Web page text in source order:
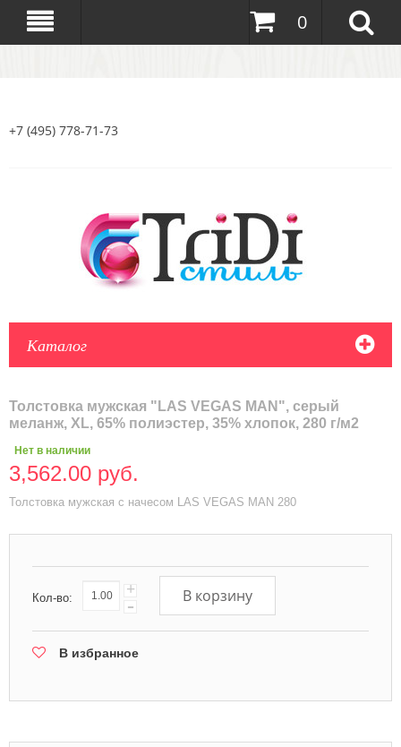
0
+7 (495) 778-71-73
Каталог
Толстовка мужская "LAS VEGAS MAN", серый
меланж, XL, 65% полиэстер, 35% хлопок, 280 г/м2
Нет в наличии
3,562.00 руб.
Толстовка мужская с начесом LAS VEGAS MAN 280
Кол-во: +
- В корзину
В избранное